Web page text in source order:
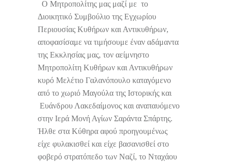
Ο Μητροπολίτης μας μαζί με το
Διοικητικό Συμβούλιο της Εγχωρίου
Περιουσίας Κυθήρων και Αντικυθήρων,
αποφασίσαμε να τιμήσουμε έναν αδάμαντα
της Εκκλησίας μας, τον αείμνηστο
Μητροπολίτη Κυθήρων και Αντικυθήρων
κυρό Μελέτιο Γαλανόπουλο καταγόμενο
από το χωριό Μαγούλα της Ιστορικής και
Ευάνδρου Λακεδαίμονος και αναπαυόμενο
στην Ιερά Μονή Αγίων Σαράντα Σπάρτης.
Ήλθε στα Κύθηρα αφού προηγουμένως
είχε φυλακισθεί και είχε βασανισθεί στο
φοβερό στρατόπεδο των Ναζί, το Νταχάου